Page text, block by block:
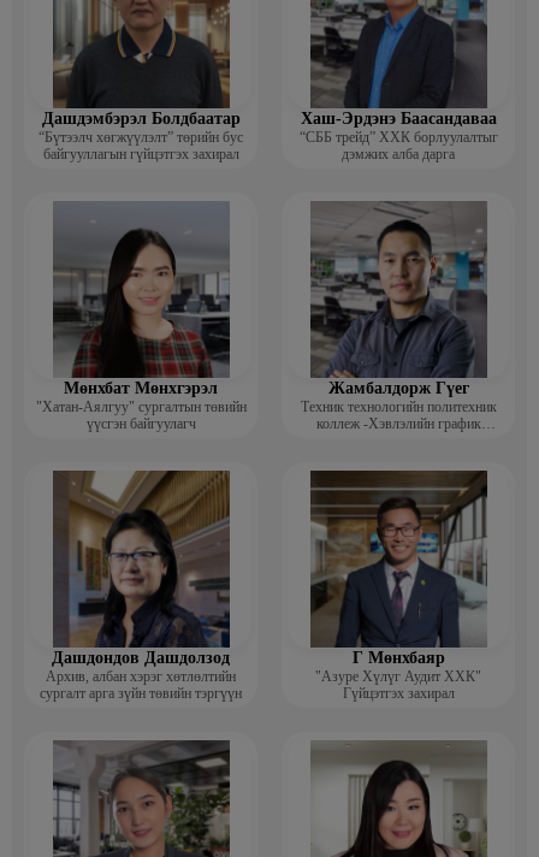
Дашдэмбэрэл Болдбаатар
“Бүтээлч хөгжүүлэлт” төрийн бус
байгууллагын гүйцэтгэх захирал
Хаш-Эрдэнэ Баасандаваа
“СББ трейд” ХХК борлуулалтыг
дэмжих алба дарга
Мөнхбат Мөнхгэрэл
"Хатан-Аялгуу" сургалтын төвийн
үүсгэн байгуулагч
Жамбалдорж Гүег
Техник технологийн политехник
коллеж -Хэвлэлийн график
Дашдондов Дашдолзод
Архив, албан хэрэг хөтлөлтийн
сургалт арга зүйн төвийн тэргүүн
Г Мөнхбаяр
"Азуре Хүлүг Аудит ХХК"
Гүйцэтгэх захирал